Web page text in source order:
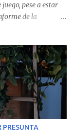
pese a estar
de la
o
por un
y junio de 2025.
de Cauquenes se
este tipo de
casos
de Chanco,
PRESUNTA